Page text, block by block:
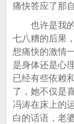
痛快答应了那
也许是我的
七八糟的后果
想痛快的激情
是身体还是心
已经有些依赖
了，她不仅是
冯涛在床上的
白的话语，老